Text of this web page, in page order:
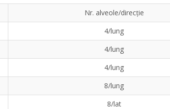
Nr. alveole/direcție
4/lung
4/lung
4/lung
8/lung
8/lat